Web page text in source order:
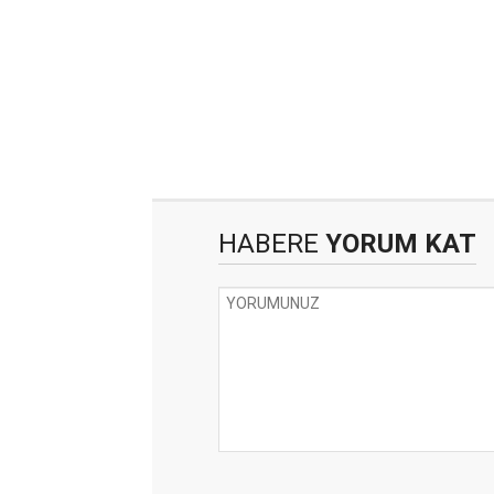
HABERE YORUM KAT